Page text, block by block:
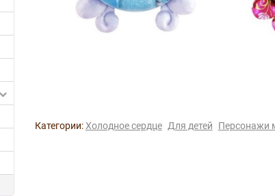
Категории:Холодное сердце Для детей Персонажи